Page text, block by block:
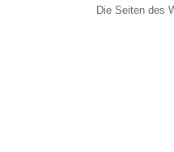
Die Seiten des